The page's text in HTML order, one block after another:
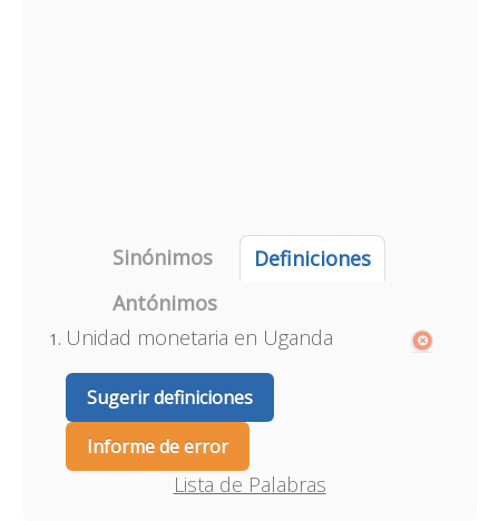
Sinónimos
Definiciones
Antónimos
Unidad monetaria en Uganda
Sugerir definiciones
Informe de error
Lista de Palabras